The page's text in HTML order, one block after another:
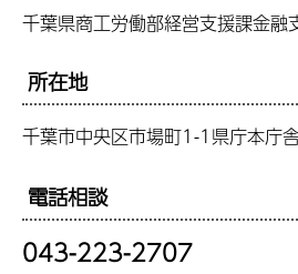
千葉県商工労働部経営支援課金融
所在地
千葉市中央区市場町1-1県庁本庁
電話相談
043-223-2707